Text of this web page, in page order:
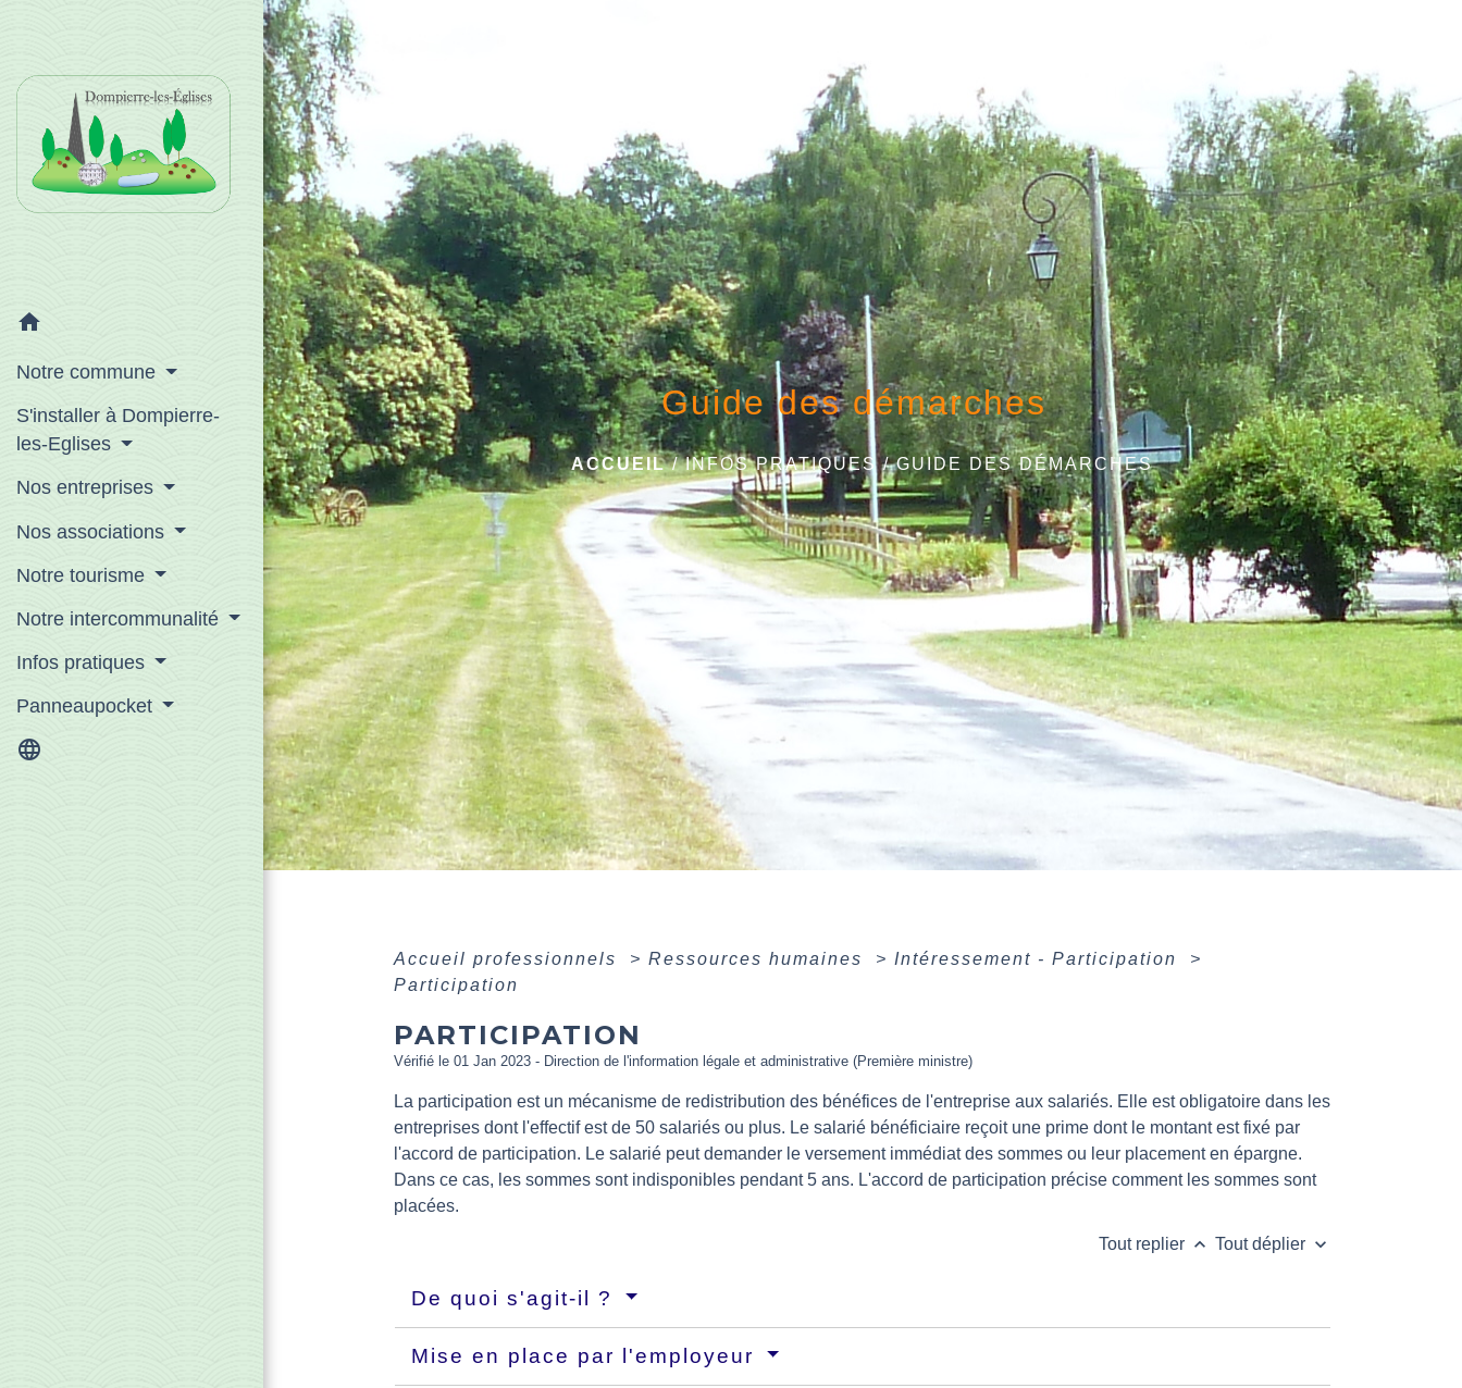
home
Notre commune
S'installer à Dompierre-
les-Eglises
Nos entreprises
Nos associations
Notre tourisme
Notre intercommunalité
Infos pratiques
Panneaupocket
language
Guide des démarches
ACCUEIL/INFOS PRATIQUES/GUIDE DES DÉMARCHES
Accueil professionnels > Ressources humaines > Intéressement - Participation
>
Participation
PARTICIPATION
Vérifié le 01 Jan 2023 - Direction de l'information légale et administrative (Première ministre)
La participation est un mécanisme de redistribution des bénéfices de l'entreprise aux salariés. Elle est obligatoire dans les
entreprises dont l'effectif est de 50 salariés ou plus. Le salarié bénéficiaire reçoit une prime dont le montant est fixé par
l'accord de participation. Le salarié peut demander le versement immédiat des sommes ou leur placement en épargne.
Dans ce cas, les sommes sont indisponibles pendant 5 ans. L'accord de participation précise comment les sommes sont
placées.
Tout replier keyboard_arrow_up Tout déplier keyboard_arrow_down
De quoi s'agit-il ?
Mise en place par l'employeur